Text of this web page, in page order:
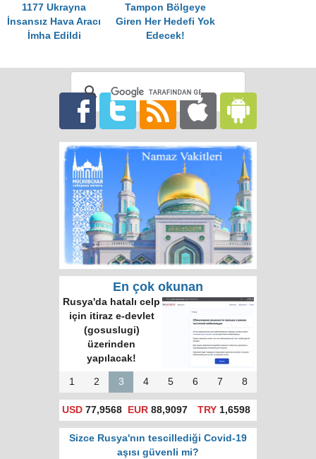
1177 Ukrayna
İnsansız Hava Aracı
İmha Edildi
Tampon Bölgeye
Giren Her Hedefi Yok
Edecek!
En çok okunan
Rusya'da hatalı celp
için itiraz e-devlet
(gosuslugi)
üzerinden
yapılacak!
1 2 3 4 5 6 7 8
USD 77,9568 EUR 88,9097 TRY1,6598
Sizce Rusya'nın tescillediği Covid-19
aşısı güvenli mi?